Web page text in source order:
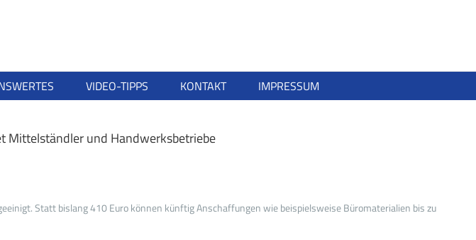
VIDEO-TIPPS KONTAKT IMPRESSUM
Mittelständler und Handwerksbetriebe
Statt bislang 410 Euro können künftig Anschaffungen wie beispielsweise Büromaterialien bis zu